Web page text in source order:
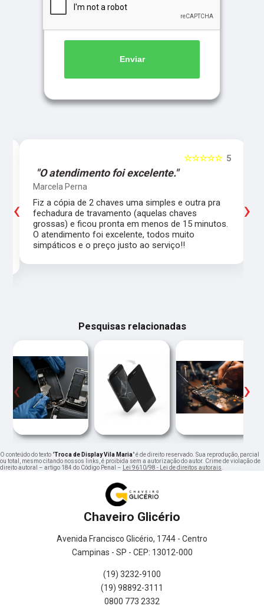
Enviar
5
☆☆☆☆☆
"O atendimento foi excelente."
Marcela Perna
Fiz a cópia de 2 chaves uma simples e outra pra
fechadura de travamento (aquelas chaves
grossas) e ficou pronta em menos de 15 minutos.
O atendimento foi excelente, todos muito
simpáticos e o preço justo ao serviço!!
‹ ›
Pesquisas relacionadas
‹ ›
O conteúdo do texto "Troca de Display Vila Maria" é de direito reservado. Sua reprodução, parcial
ou total, mesmo citando nossos links, é proibida sem a autorização do autor. Crime de violação de
direito autoral – artigo 184 do Código Penal –
Lei 9610/98 - Lei de direitos autorais
Chaveiro Glicério
Avenida Francisco Glicério, 1744 - Centro
Campinas - SP - CEP: 13012-000
(19) 3232-9100
(19) 98892-3111
0800 773 2332